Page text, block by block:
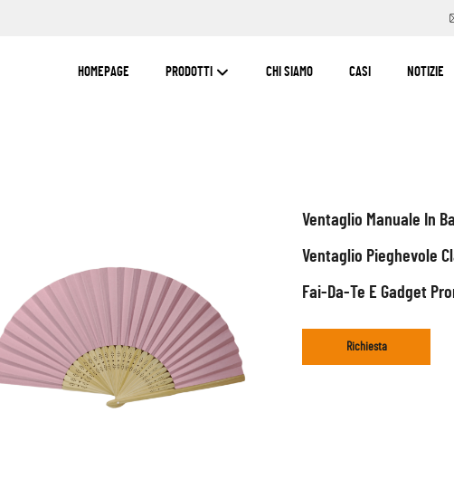
HOMEPAGE PRODOTTI CHI SIAMO CASI NOTIZIE
Ventaglio Manuale In
Ventaglio Pieghevole
Fai-Da-Te E Gadget
Richiesta